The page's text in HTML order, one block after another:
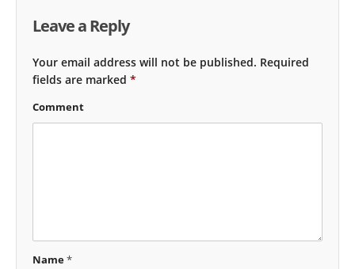
Leave a Reply
Your email address will not be published. Required
fields are marked *
Comment
Name*